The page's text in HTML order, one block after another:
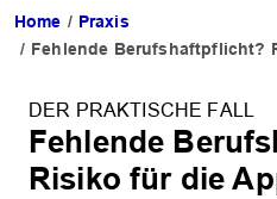
Home
Praxis
Fehlende Berufshaftpflicht?
DER PRAKTISCHE FALL
Fehlende
Risiko für die